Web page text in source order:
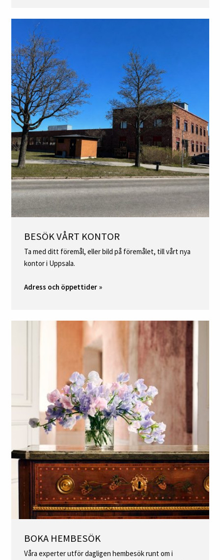
BESÖK VÅRT KONTOR
Ta med ditt föremål, eller bild på föremålet, till vårt nya
kontor i Uppsala.
Adress och öppettider »
BOKA HEMBESÖK
Våra experter utför dagligen hembesök runt om i